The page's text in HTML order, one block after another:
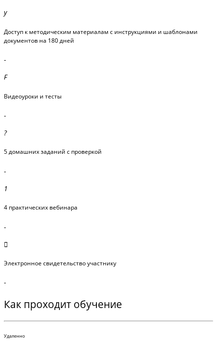
Доступ к методическим материалам с инструкциями и шаблонами
документов на 180 дней
-
Видеоуроки и тесты
-
5 домашних заданий с проверкой
-
4 практических вебинара
-
Электронное свидетельство участнику
-
Как проходит обучение
Удаленно